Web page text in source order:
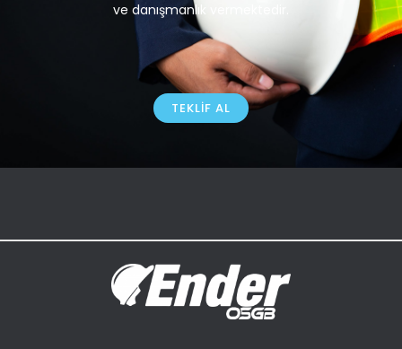
ve danışmanlık vermektedir.
TEKLIF AL